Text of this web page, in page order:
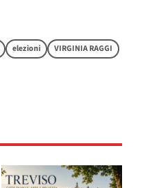
elezioni VIRGINIA RAGGI